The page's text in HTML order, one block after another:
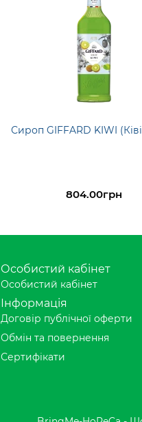
Сироп GIFFARD KIWI
804.00грн
Особистий кабінет
Особистий кабінет
Інформація
Договір публічної оферти
Обмін та повернення
Сертифікати